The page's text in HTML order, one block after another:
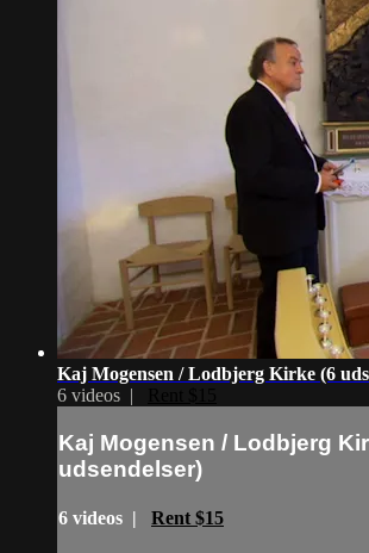
Kaj Mogensen / Lodbjerg Kirke (6
6 videos |
Kaj Mogensen / Lodbjerg
udsendelser)
6 videos | Rent $15